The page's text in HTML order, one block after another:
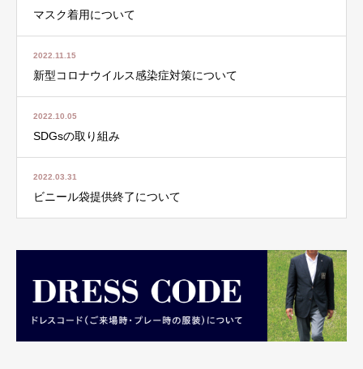
マスク着用について
2022.11.15
新型コロナウイルス感染症対策について
2022.10.05
SDGsの取り組み
2022.03.31
ビニール袋提供終了について